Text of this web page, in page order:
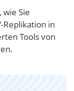
Sie
in
Tools von